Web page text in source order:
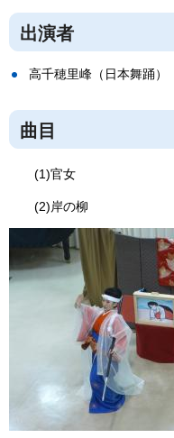
出演者
高千穂里峰（日本舞踊）
曲目
(1)官女
(2)岸の柳